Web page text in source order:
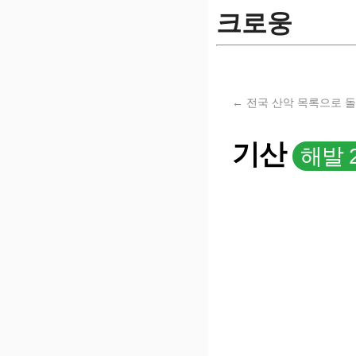
크로웅
← 전국 산악 목록으로
기산 해발